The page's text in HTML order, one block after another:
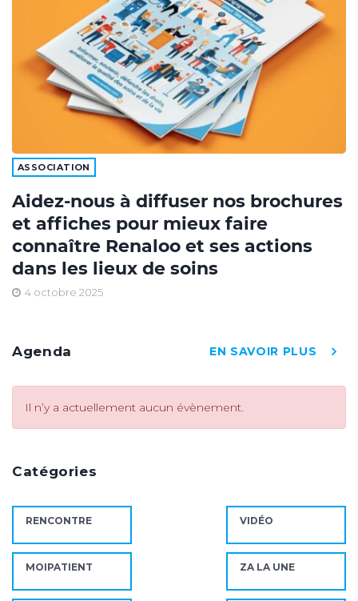
ASSOCIATION
Aidez-nous à diffuser nos brochures
et affiches pour mieux faire
connaître Renaloo et ses actions
dans les lieux de soins
4 octobre 2025
Agenda EN SAVOIR PLUS
Il n’y a actuellement aucun évènement.
Catégories
RENCONTRE VIDÉO
MOIPATIENT ZA LA UNE